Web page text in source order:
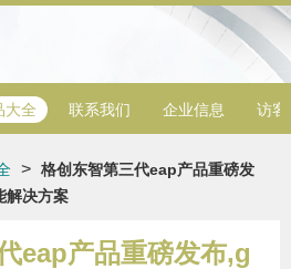
大全 联系我们 企业信息 访客
> 格创东智第三代eap产品重磅发
解决方案
eap产品重磅发布,g